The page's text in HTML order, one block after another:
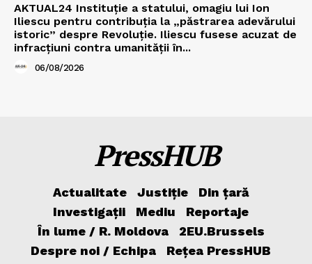
AKTUAL24 Instituție a statului, omagiu lui Ion
Iliescu pentru contribuția la „păstrarea adevărului
istoric” despre Revoluție. Iliescu fusese acuzat de
infracțiuni contra umanității în...
06/08/2026
PressHUB
Actualitate Justiție
Din țară
Investigații
Mediu
Reportaje
În lume / R. Moldova
2EU.Brussels
Despre noi / Echipa
Rețea PressHUB